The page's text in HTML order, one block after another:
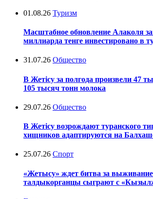
01.08.26 Туризм
Масштабное обновление Алаколя
миллиарда тенге инвестировано в
31.07.26 Общество
В Жетісу за полгода произвели 47
105 тысяч тонн молока
29.07.26 Общество
В Жетісу возрождают туранского
хищников адаптируются на
25.07.26 Спорт
«Жетысу» ждет битва за
талдыкорганцы сыграют с